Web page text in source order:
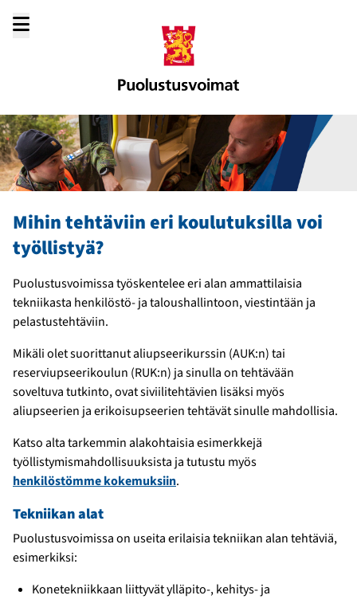
sisältöön
Mihin tehtäviin eri koulutuksilla voi
työllistyä?
Puolustusvoimissa työskentelee eri alan ammattilaisia
tekniikasta henkilöstö- ja taloushallintoon, viestintään ja
pelastustehtäviin.
Mikäli olet suorittanut aliupseerikurssin (AUK:n) tai
reserviupseerikoulun (RUK:n) ja sinulla on tehtävään
soveltuva tutkinto, ovat siviilitehtävien lisäksi myös
aliupseerien ja erikoisupseerien tehtävät sinulle mahdollisia.
Katso alta tarkemmin alakohtaisia esimerkkejä
työllistymismahdollisuuksista ja tutustu myös
henkilöstömme kokemuksiin.
Tekniikan alat
Puolustusvoimissa on useita erilaisia tekniikan alan tehtäviä,
esimerkiksi:
Konetekniikkaan liittyvät ylläpito-, kehitys- ja